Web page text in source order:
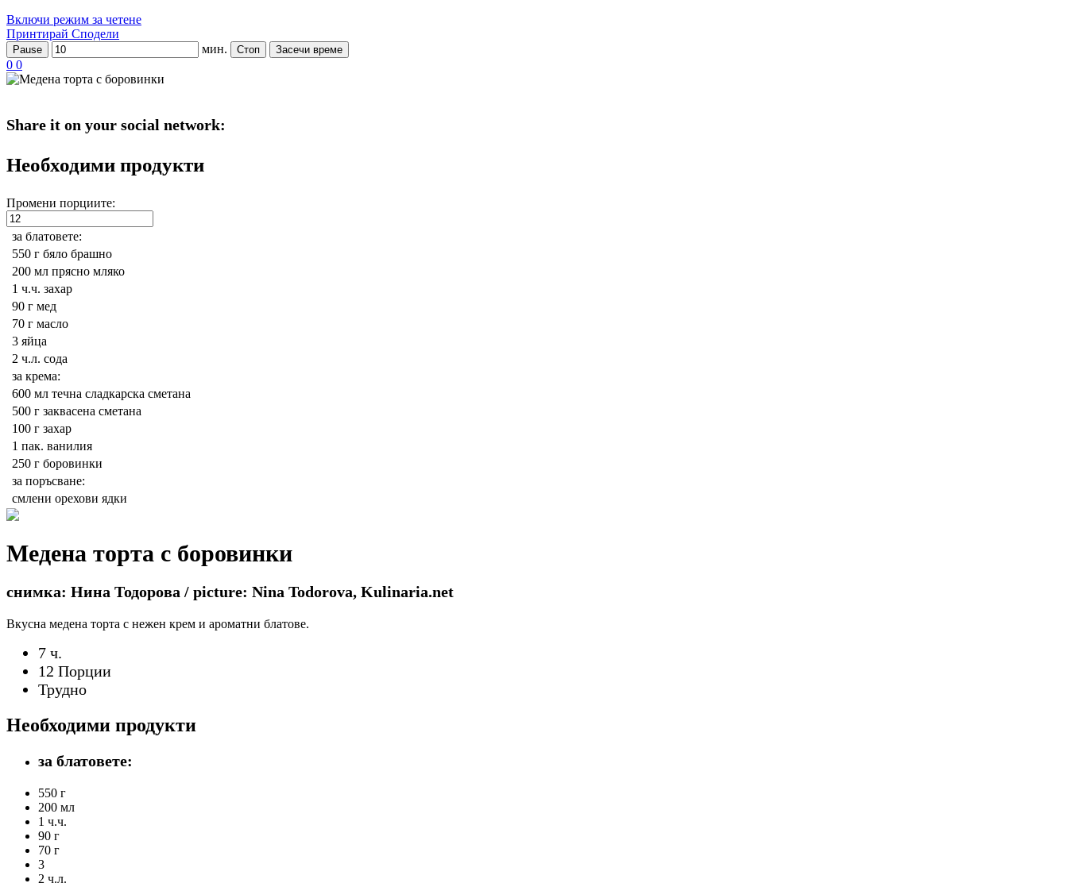
Включи режим за четене
Принтирай Сподели
Pause мин. Стоп Засечи време
0 0
Share it on your social network:
Необходими продукти
Промени порциите:
за блатовете:
550 г бяло брашно
200 мл прясно мляко
1 ч.ч. захар
90 г мед
70 г масло
3 яйца
2 ч.л. сода
за крема:
600 мл течна сладкарска сметана
500 г заквасена сметана
100 г захар
1 пак. ванилия
250 г боровинки
за поръсване:
смлени орехови ядки
Медена торта с боровинки
снимка: Нина Тодорова / picture: Nina Todorova, Kulinaria.net
Вкусна медена торта с нежен крем и ароматни блатове.
7 ч.
12 Порции
Трудно
Необходими продукти
за блатовете:
550 г
200 мл
1 ч.ч.
90 г
70 г
3
2 ч.л.